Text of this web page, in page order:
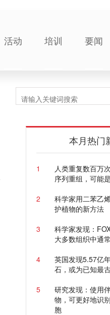
活动 培训 要闻
本月热门
1
人类重复数百万
序列重组，可能
2
科学家用二苯乙
护植物的新方法
3
科学家发现：
大多数组织中通
4
英国发现5.57亿
石，或为已知最
5
研究发现：使用
物，可更好地识
胞